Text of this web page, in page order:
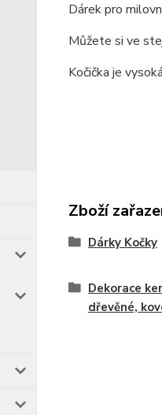
Dárek pro
Můžete si ve
Kočička je
Zboží
Dárky Kočky
Dekorace
dřevěné,